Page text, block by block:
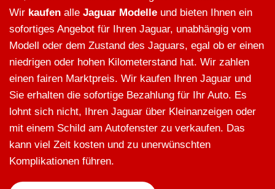
Wir kaufen alle Jaguar Modelle und bieten Ihnen ein
sofortiges Angebot für Ihren Jaguar, unabhängig vom
Modell oder dem Zustand des Jaguars, egal ob er einen
niedrigen oder hohen Kilometerstand hat. Wir zahlen
einen fairen Marktpreis. Wir kaufen Ihren Jaguar und
Sie erhalten die sofortige Bezahlung für Ihr Auto. Es
lohnt sich nicht, Ihren Jaguar über Kleinanzeigen oder
mit einem Schild am Autofenster zu verkaufen. Das
kann viel Zeit kosten und zu unerwünschten
Komplikationen führen.